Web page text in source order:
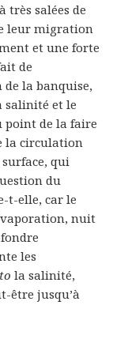
très salées de
leur migration
et une forte
de
la banquise,
salinité et le
point de la faire
la circulation
qui
du
t-elle, car le
nuit
les
la salinité,
être jusqu’à